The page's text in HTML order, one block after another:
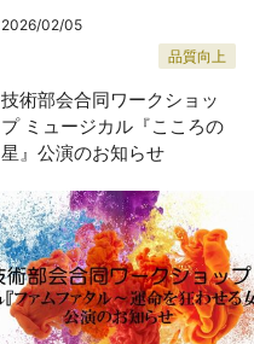
2026/02/05
品質向上
技術部会合同ワークショッ
プ ミュージカル『こころの
星』公演のお知らせ